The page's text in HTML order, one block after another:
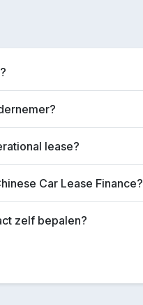
lease?
Car Lease Finance?
zelf bepalen?